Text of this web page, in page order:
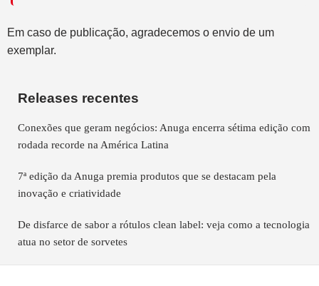
Em caso de publicação, agradecemos o envio de um
exemplar.
Releases recentes
Conexões que geram negócios: Anuga encerra sétima edição com
rodada recorde na América Latina
7ª edição da Anuga premia produtos que se destacam pela
inovação e criatividade
De disfarce de sabor a rótulos clean label: veja como a tecnologia
atua no setor de sorvetes